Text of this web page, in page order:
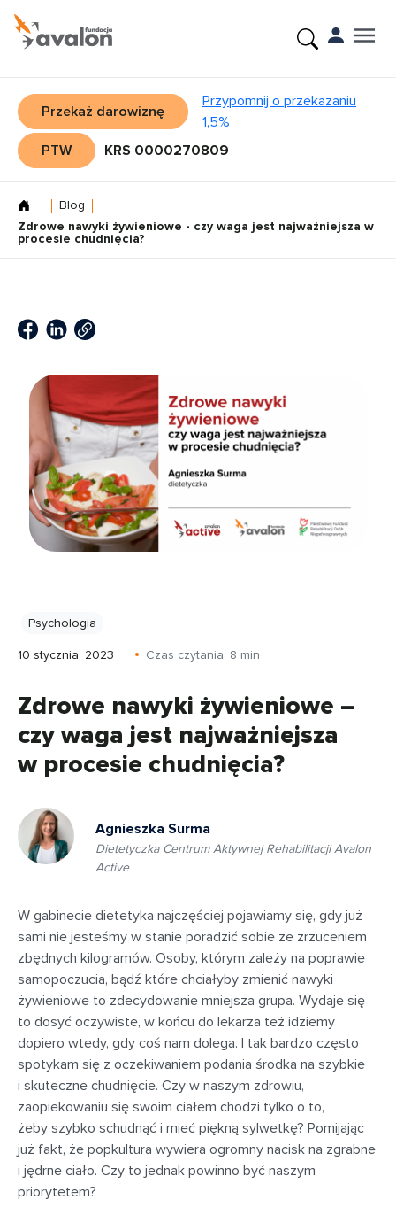
Przekaż darowiznę
Przypomnij o przekazaniu
1,5%
PTW
KRS 0000270809
Blog
Zdrowe nawyki żywieniowe - czy waga jest najważniejsza w
procesie chudnięcia?
Psychologia
10 stycznia, 2023 Czas czytania: 8 min
Zdrowe nawyki żywieniowe –
czy waga jest najważniejsza
w procesie chudnięcia?
Agnieszka Surma
Dietetyczka Centrum Aktywnej Rehabilitacji Avalon
Active
W gabinecie dietetyka najczęściej pojawiamy się, gdy już
sami nie jesteśmy w stanie poradzić sobie ze zrzuceniem
zbędnych kilogramów. Osoby, którym zależy na poprawie
samopoczucia, bądź które chciałyby zmienić nawyki
żywieniowe to zdecydowanie mniejsza grupa. Wydaje się
to dosyć oczywiste, w końcu do lekarza też idziemy
dopiero wtedy, gdy coś nam dolega. I tak bardzo często
spotykam się z oczekiwaniem podania środka na szybkie
i skuteczne chudnięcie. Czy w naszym zdrowiu,
zaopiekowaniu się swoim ciałem chodzi tylko o to,
żeby szybko schudnąć i mieć piękną sylwetkę? Pomijając
już fakt, że popkultura wywiera ogromny nacisk na zgrabne
i jędrne ciało. Czy to jednak powinno być naszym
priorytetem?